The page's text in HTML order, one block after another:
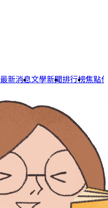
最新消息文學新聞排行榜焦點